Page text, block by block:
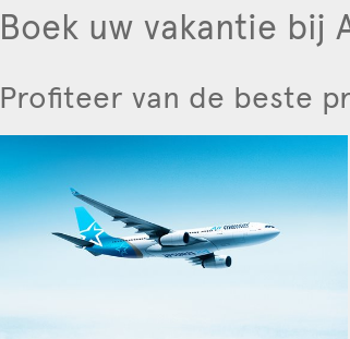
Boek uw vakantie bij
Profiteer van de beste